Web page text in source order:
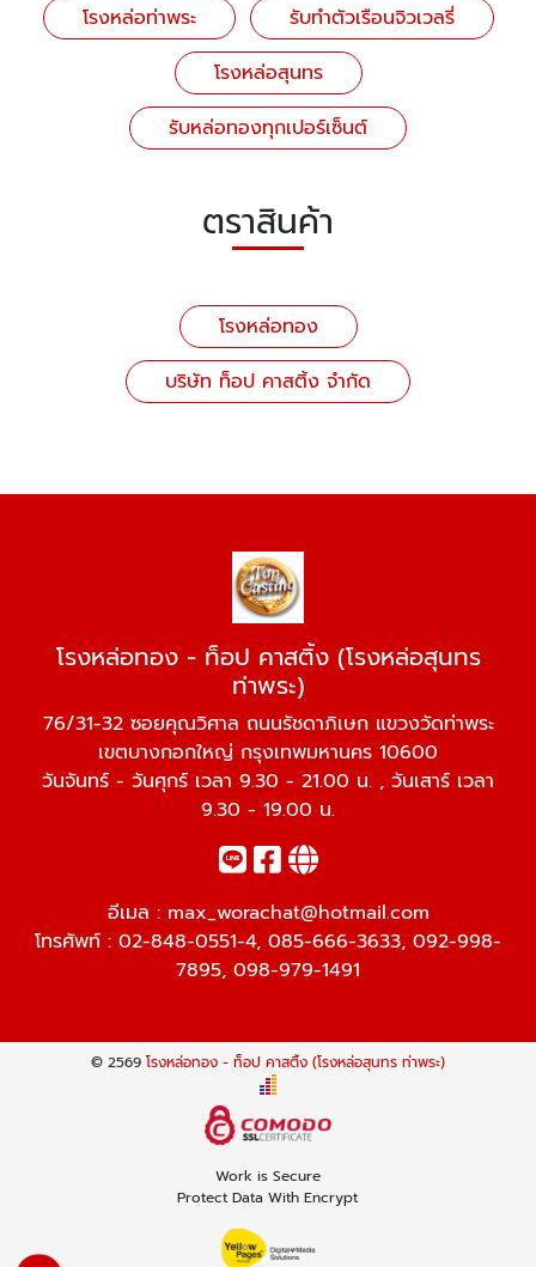
โรงหล่อท่าพระ
รับทำตัวเรือนจิวเวลรี่
โรงหล่อสุนทร
รับหล่อทองทุกเปอร์เซ็นต์
ตราสินค้า
โรงหล่อทอง
บริษัท ท็อป คาสติ้ง จำกัด
โรงหล่อทอง - ท็อป คาสติ้ง (โรงหล่อสุนทร
ท่าพระ)
76/31-32 ซอยคุณวิศาล ถนนรัชดาภิเษก แขวงวัดท่าพระ
เขตบางกอกใหญ่ กรุงเทพมหานคร 10600
วันจันทร์ - วันศุกร์ เวลา 9.30 - 21.00 น. , วันเสาร์ เวลา
9.30 - 19.00 น.
อีเมล : max_worachat@hotmail.com
โทรศัพท์ : 02-848-0551-4, 085-666-3633, 092-998-
7895, 098-979-1491
© 2569 โรงหล่อทอง - ท็อป คาสติ้ง (โรงหล่อสุนทร ท่าพระ)
Work is Secure
Protect Data With Encrypt